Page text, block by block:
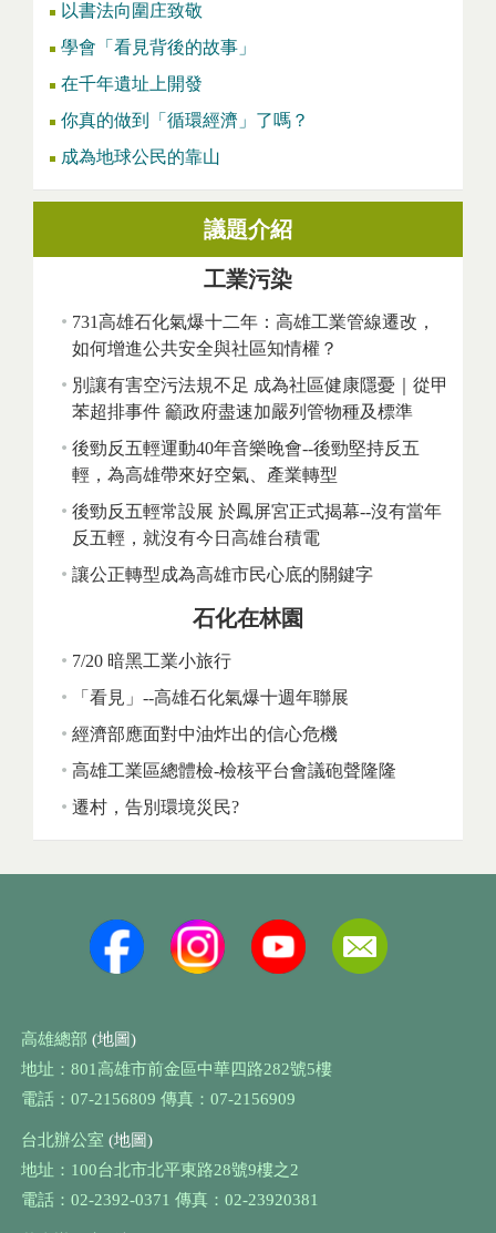
以書法向圍庄致敬
學會「看見背後的故事」
在千年遺址上開發
你真的做到「循環經濟」了嗎？
成為地球公民的靠山
議題介紹
工業污染
731高雄石化氣爆十二年：高雄工業管線遷改，
如何增進公共安全與社區知情權？
別讓有害空污法規不足 成為社區健康隱憂｜從甲
苯超排事件 籲政府盡速加嚴列管物種及標準
後勁反五輕運動40年音樂晚會--後勁堅持反五
輕，為高雄帶來好空氣、產業轉型
後勁反五輕常設展 於鳳屏宮正式揭幕--沒有當年
反五輕，就沒有今日高雄台積電
讓公正轉型成為高雄市民心底的關鍵字
石化在林園
7/20 暗黑工業小旅行
「看見」--高雄石化氣爆十週年聯展
經濟部應面對中油炸出的信心危機
高雄工業區總體檢-檢核平台會議砲聲隆隆
遷村，告別環境災民?
高雄總部 (地圖)
地址：801高雄市前金區中華四路282號5樓
電話：07-2156809 傳真：07-2156909
台北辦公室 (地圖)
地址：100台北市北平東路28號9樓之2
電話：02-2392-0371 傳真：02-23920381